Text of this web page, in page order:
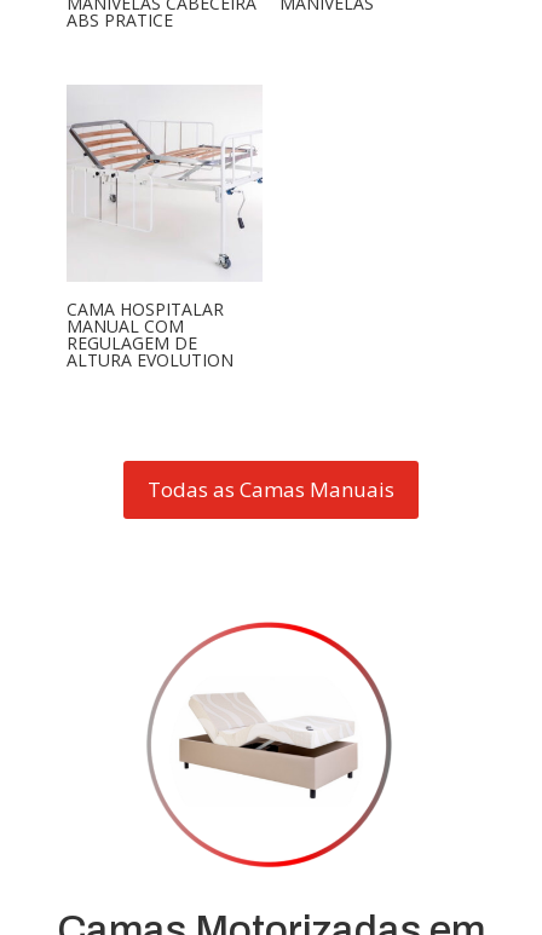
ABS PRATICE
CAMA HOSPITALAR
MANUAL COM
REGULAGEM DE
ALTURA EVOLUTION
Todas as Camas Manuais